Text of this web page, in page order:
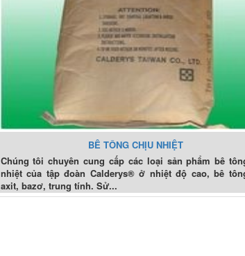
BÊ TÔNG CHỊU NHIỆT
Chúng tôi chuyên cung cấp các loại sản phẩm bê
nhiệt của tập đoàn Calderys® ở nhiệt độ cao, bê
axit, bazơ, trung tính. Sử...